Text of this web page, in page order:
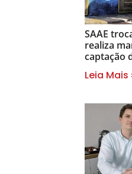
SAAE
realiza
captação
Leia Mais